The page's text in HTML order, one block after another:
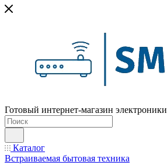
Готовый интернет-магазин электроники
Каталог
Встраиваемая бытовая техника